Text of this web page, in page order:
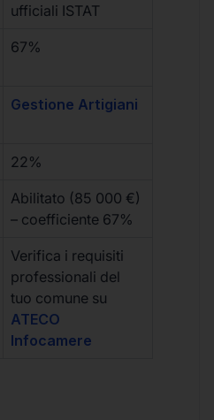
ufficiali ISTAT
67%
Gestione Artigiani
22%
Abilitato (85 000 €)
– coefficiente 67%
Verifica i requisiti
professionali del
tuo comune su
ATECO
Infocamere